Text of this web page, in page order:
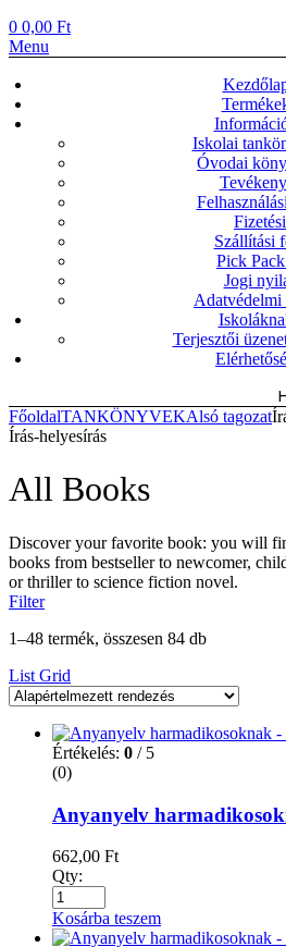
0 0,00 Ft
Menu
Iskolai
Óvodai
Szállítási
Pick
Jogi
Terjesztői
FőoldalTANKÖNYVEKAlsó tagozat
Írás-helyesírás
All Books
Discover your favorite book: you will
books from bestseller to newcomer,
or thriller to science fiction novel.
Filter
1–48 termék, összesen 84 db
List Grid
Értékelés: 0 / 5
(0)
Anyanyelv
662,00 Ft
Qty:
Kosárba teszem